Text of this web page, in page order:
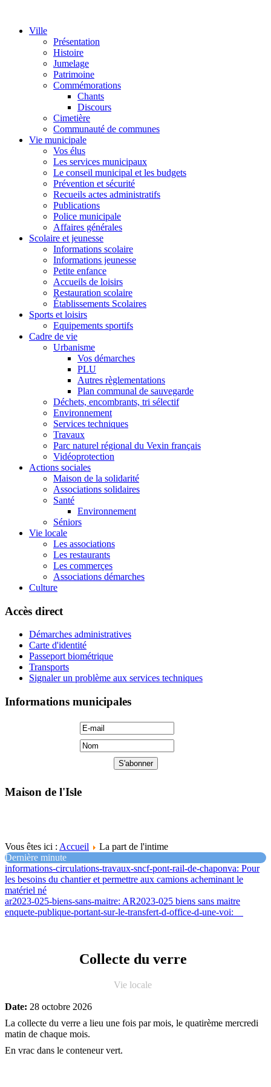
Ville
Présentation
Histoire
Jumelage
Patrimoine
Commémorations
Chants
Discours
Cimetière
Communauté de communes
Vie municipale
Vos élus
Les services municipaux
Le conseil municipal et les budgets
Prévention et sécurité
Recueils actes administratifs
Publications
Police municipale
Affaires générales
Scolaire et jeunesse
Informations scolaire
Informations jeunesse
Petite enfance
Accueils de loisirs
Restauration scolaire
Établissements Scolaires
Sports et loisirs
Equipements sportifs
Cadre de vie
Urbanisme
Vos démarches
PLU
Autres règlementations
Plan communal de sauvegarde
Déchets, encombrants, tri sélectif
Environnement
Services techniques
Travaux
Parc naturel régional du Vexin français
Vidéoprotection
Actions sociales
Maison de la solidarité
Associations solidaires
Santé
Environnement
Séniors
Vie locale
Les associations
Les restaurants
Les commerçes
Associations démarches
Culture
Accès direct
Démarches administratives
Carte d'identité
Passeport biométrique
Transports
Signaler un problème aux services techniques
Informations municipales
Maison de l'Isle
Vous êtes ici : Accueil
La part de l'intime
Dernière minute
informations-circulations-travaux-sncf-pont-rail-de-chaponva: Pour
les besoins du chantier et permettre aux camions acheminant le
matériel né
ar2023-025-biens-sans-maitre: AR2023-025 biens sans maitre
enquete-publique-portant-sur-le-transfert-d-office-d-une-voi:
Collecte du verre
Vie locale
Date: 28 octobre 2026
La collecte du verre a lieu une fois par mois, le quatirème mercredi
matin de chaque mois.
En vrac dans le conteneur vert.